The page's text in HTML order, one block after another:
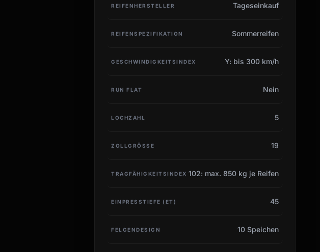
REIFENHERSTELLER Tageseinkauf
REIFENSPEZIFIKATION Sommerreifen
GESCHWINDIGKEITSINDEX Y: bis 300 km/h
RUN FLAT Nein
LOCHZAHL 5
ZOLLGRÖSSE 19
TRAGFÄHIGKEITSINDEX 102: max. 850 kg je Reifen
EINPRESSTIEFE (ET) 45
FELGENDESIGN 10 Speichen